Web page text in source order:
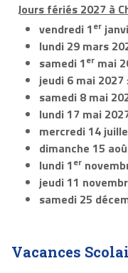
Jours fériés 2027 à
vendredi 1er
lundi 29 mars
samedi 1er mai
jeudi 6 mai 2027
samedi 8 mai
lundi 17 mai
mercredi 14
dimanche 15
lundi 1er
jeudi 11
samedi 25
Vacances